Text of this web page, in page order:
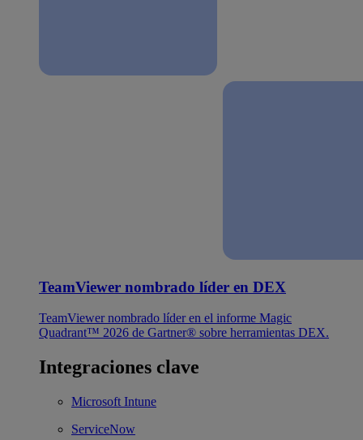
TeamViewer nombrado líder en DEX
TeamViewer nombrado líder en el informe Magic
Quadrant™ 2026 de Gartner® sobre herramientas DEX.
Integraciones clave
Microsoft Intune
ServiceNow